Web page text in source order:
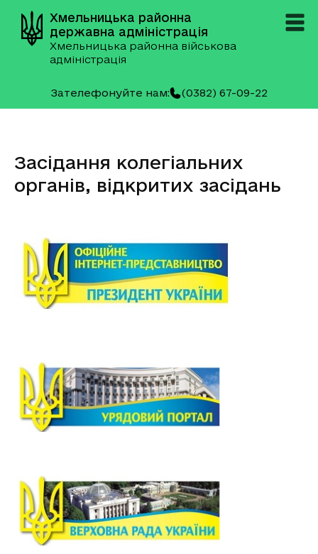
Хмельницька районна
державна адміністрація
Хмельницька районна військова
адміністрація
Зателефонуйте нам: (0382) 67-09-22
Засідання колегіальних
органів, відкритих засідань